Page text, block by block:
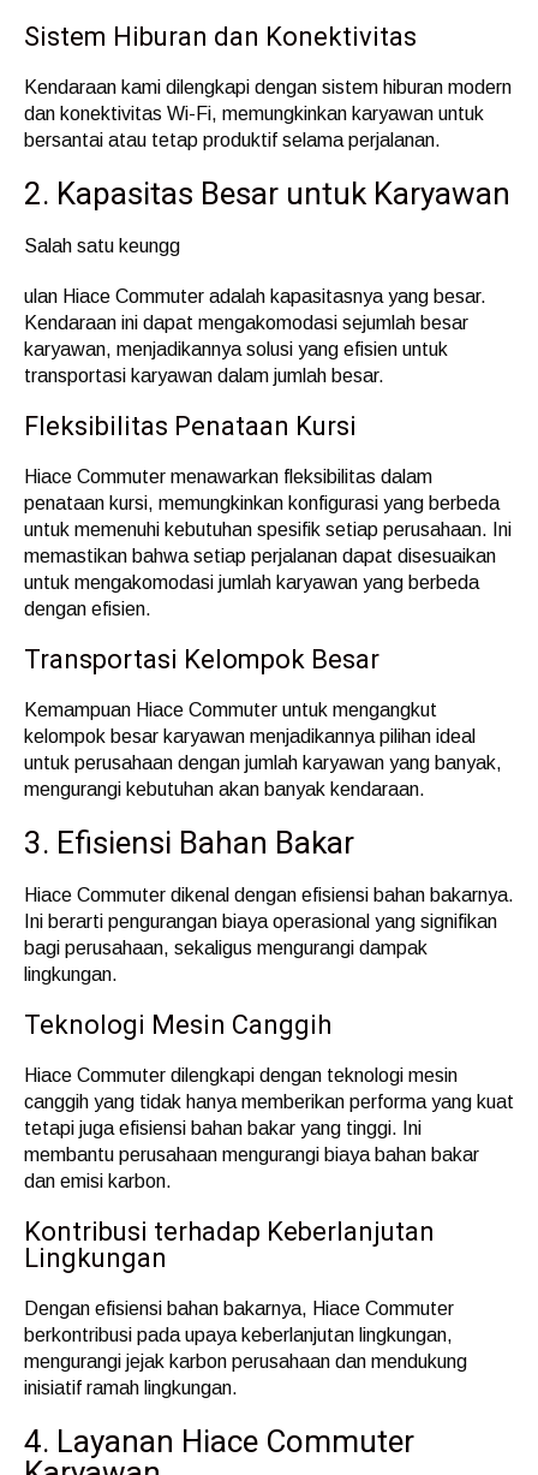
Sistem Hiburan dan Konektivitas
Kendaraan kami dilengkapi dengan sistem hiburan modern
dan konektivitas Wi-Fi, memungkinkan karyawan untuk
bersantai atau tetap produktif selama perjalanan.
2. Kapasitas Besar untuk Karyawan
Salah satu keungg
ulan Hiace Commuter adalah kapasitasnya yang besar.
Kendaraan ini dapat mengakomodasi sejumlah besar
karyawan, menjadikannya solusi yang efisien untuk
transportasi karyawan dalam jumlah besar.
Fleksibilitas Penataan Kursi
Hiace Commuter menawarkan fleksibilitas dalam
penataan kursi, memungkinkan konfigurasi yang berbeda
untuk memenuhi kebutuhan spesifik setiap perusahaan. Ini
memastikan bahwa setiap perjalanan dapat disesuaikan
untuk mengakomodasi jumlah karyawan yang berbeda
dengan efisien.
Transportasi Kelompok Besar
Kemampuan Hiace Commuter untuk mengangkut
kelompok besar karyawan menjadikannya pilihan ideal
untuk perusahaan dengan jumlah karyawan yang banyak,
mengurangi kebutuhan akan banyak kendaraan.
3. Efisiensi Bahan Bakar
Hiace Commuter dikenal dengan efisiensi bahan bakarnya.
Ini berarti pengurangan biaya operasional yang signifikan
bagi perusahaan, sekaligus mengurangi dampak
lingkungan.
Teknologi Mesin Canggih
Hiace Commuter dilengkapi dengan teknologi mesin
canggih yang tidak hanya memberikan performa yang kuat
tetapi juga efisiensi bahan bakar yang tinggi. Ini
membantu perusahaan mengurangi biaya bahan bakar
dan emisi karbon.
Kontribusi terhadap Keberlanjutan
Lingkungan
Dengan efisiensi bahan bakarnya, Hiace Commuter
berkontribusi pada upaya keberlanjutan lingkungan,
mengurangi jejak karbon perusahaan dan mendukung
inisiatif ramah lingkungan.
4. Layanan Hiace Commuter